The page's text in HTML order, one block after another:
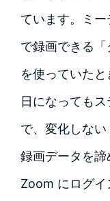
ています。ミ
で録画できる
を使っていた
日になっても
で、変化しない
録画データを
Zoom にログイ